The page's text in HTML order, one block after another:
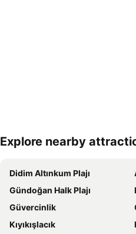
Haritayı genişlet
Explore nearby
Didim Altınkum Plajı
Gündoğan Halk Plajı
Güvercinlik
Kıyıkışlacık